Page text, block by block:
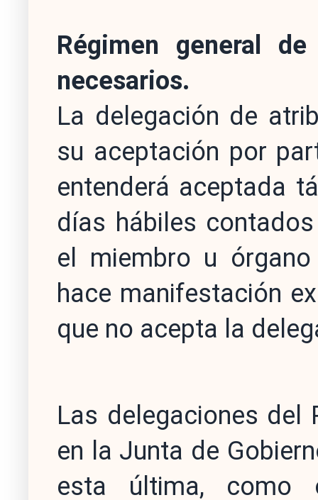
Régimen general
necesarios.
La delegación de
su aceptación por
entenderá aceptada
días hábiles
el miembro u
hace manifestación
que no acepta la
Las delegaciones del
en la Junta de
esta última, como